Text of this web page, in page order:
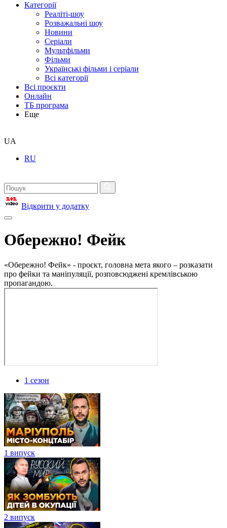
Категорії
Реаліті-шоу
Розважальні шоу
Новини
Серіали
Мультфільми
Фільми
Українські фільми і серіали
Всі категорії
Всі проєкти
Онлайн
ТБ програма
Еще
UA
RU
Відкрити у додатку
Обережно! Фейк
«Обережно! Фейк» - проєкт, головна мета якого – розказати
про фейки та маніпуляції, розповсюджені кремлівською
пропагандою.
1 сезон
1 випуск
2 випуск